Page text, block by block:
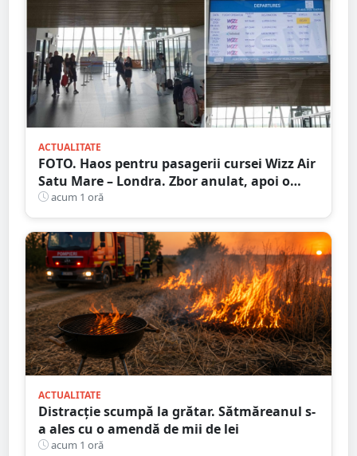
ACTUALITATE
FOTO. Haos pentru pasagerii cursei Wizz Air
Satu Mare – Londra. Zbor anulat, apoi o
nouă întârziere. Fără explicații clare
acum 1 oră
ACTUALITATE
Distracție scumpă la grătar. Sătmăreanul s-
a ales cu o amendă de mii de lei
acum 1 oră